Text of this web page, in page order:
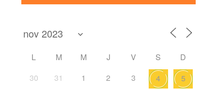
L M M J V S
D
30
31 1 2 3 4 5